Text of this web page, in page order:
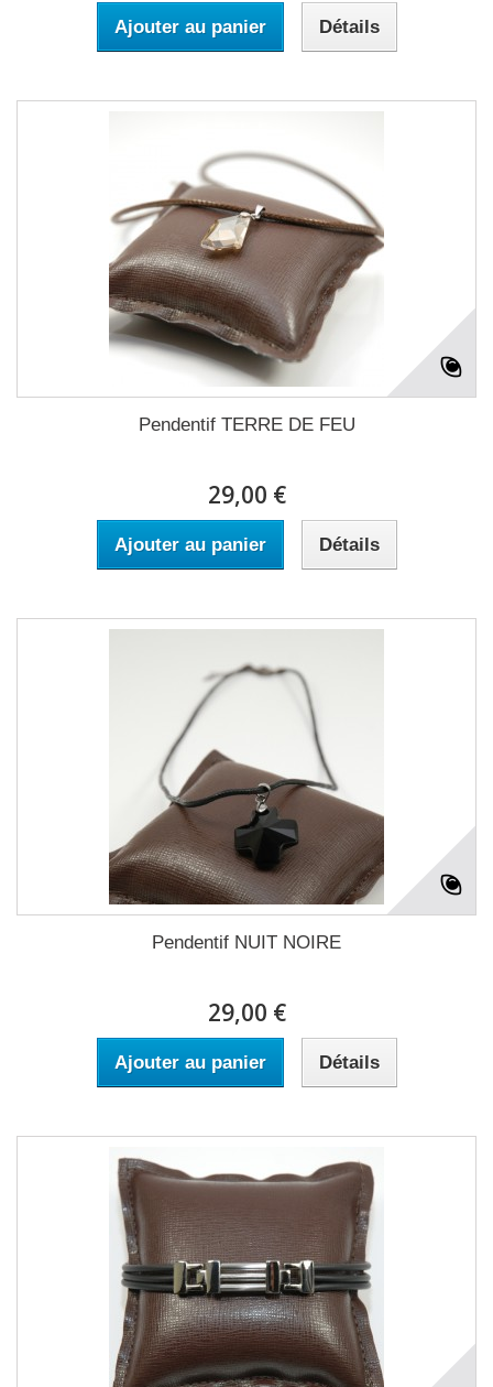
Ajouter au panier Détails
Pendentif TERRE DE FEU
29,00 €
Ajouter au panier Détails
Pendentif NUIT NOIRE
29,00 €
Ajouter au panier Détails